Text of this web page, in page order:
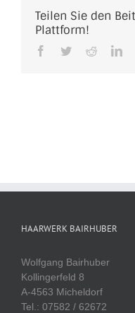
Teilen Sie den
Plattform!
Facebook
TwitterReddit
HAARWERK BAIRHUBER
Wolfgang Bairhuber
Kollingerfeld 8
A-4563 Micheldorf
Tel.: 07582 / 62672